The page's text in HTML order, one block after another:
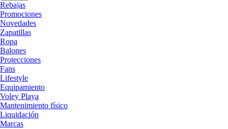
Rebajas
Promociones
Novedades
Zapatillas
Ropa
Balones
Protecciones
Fans
Lifestyle
Equipamiento
Voley Playa
Mantenimiento físico
Liquidación
Marcas